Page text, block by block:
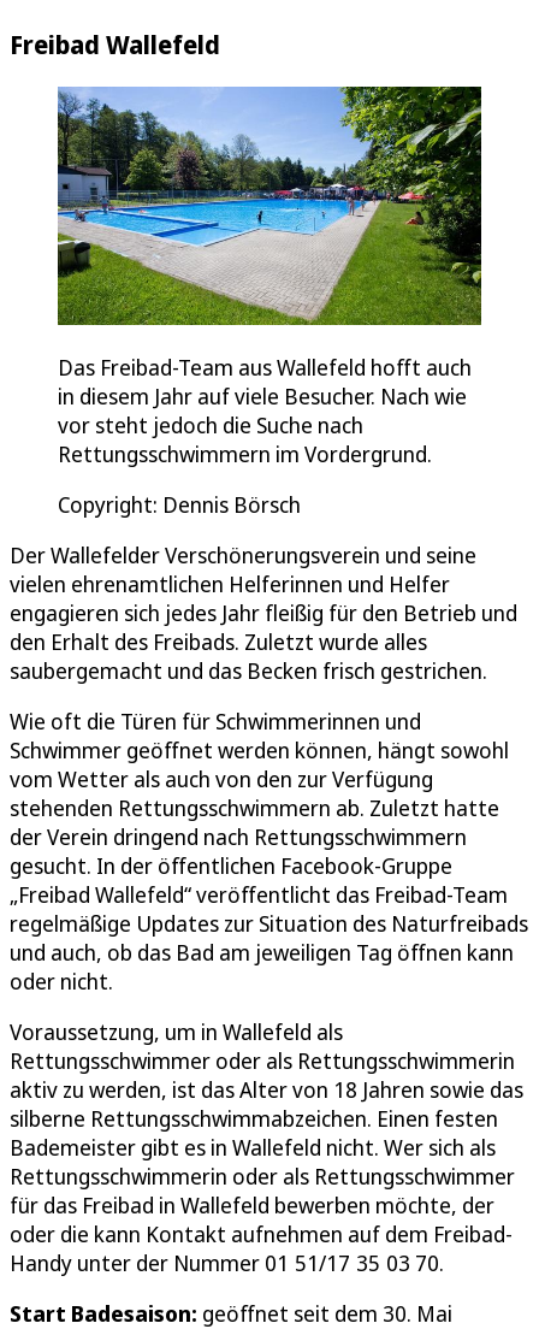
Freibad Wallefeld
Das Freibad-Team aus Wallefeld hofft auch
in diesem Jahr auf viele Besucher. Nach wie
vor steht jedoch die Suche nach
Rettungsschwimmern im Vordergrund.
Copyright: Dennis Börsch
Der Wallefelder Verschönerungsverein und seine
vielen ehrenamtlichen Helferinnen und Helfer
engagieren sich jedes Jahr fleißig für den Betrieb und
den Erhalt des Freibads. Zuletzt wurde alles
saubergemacht und das Becken frisch gestrichen.
Wie oft die Türen für Schwimmerinnen und
Schwimmer geöffnet werden können, hängt sowohl
vom Wetter als auch von den zur Verfügung
stehenden Rettungsschwimmern ab. Zuletzt hatte
der Verein dringend nach Rettungsschwimmern
gesucht. In der öffentlichen Facebook-Gruppe
„Freibad Wallefeld“ veröffentlicht das Freibad-Team
regelmäßige Updates zur Situation des Naturfreibads
und auch, ob das Bad am jeweiligen Tag öffnen kann
oder nicht.
Voraussetzung, um in Wallefeld als
Rettungsschwimmer oder als Rettungsschwimmerin
aktiv zu werden, ist das Alter von 18 Jahren sowie das
silberne Rettungsschwimmabzeichen. Einen festen
Bademeister gibt es in Wallefeld nicht. Wer sich als
Rettungsschwimmerin oder als Rettungsschwimmer
für das Freibad in Wallefeld bewerben möchte, der
oder die kann Kontakt aufnehmen auf dem Freibad-
Handy unter der Nummer 01 51/17 35 03 70.
Start Badesaison: geöffnet seit dem 30. Mai